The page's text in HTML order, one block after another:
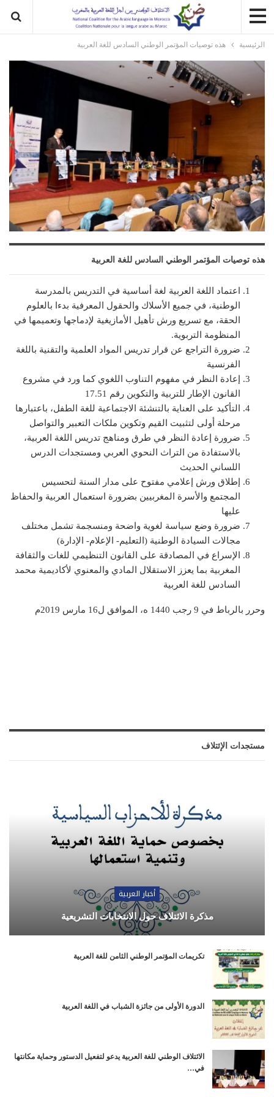
الرئيسية هذه توصيات المؤتمر الوطني السادس للغة العربية
هذه توصيات المؤتمر الوطني السادس للغة العربية
اعتماد اللغة العربية لغة أساسية في التدريس بالمدرسة
الوطنية، في جميع الأسلاك والحقول المعرفية بدءا بالعلوم
الحقة، مع تسريع ورش تأهيل الأمازيغية لإدماجها وتعميمها في
المنظومة التربوية.
ضرورة التراجع عن قرار تدريس المواد العلمية والتقنية باللغة
الفرنسية
إعادة النظر في مفهوم التناوب اللغوي كما ورد في مشروع
القانون الإطار للتربية والتكوين رقم 17.51
التأكيد على العناية بالتنشئة الاجتماعية للغة الطفل، باعتبارها
مرحلة أولى لتثبيت القيم وتكوين ملكات التعبير والتواصل
ضرورة إعادة النظر في طرق ومناهج تدريس اللغة العربية،
بالاستفادة من التراث النحوي العربي ومستجدات الدرس
اللساني الحديث
إطلاق ورش إعلامي مفتوح على مدار السنة لتحسيس
المجتمع والأسرة المغربيين بضرورة استعمال العربية والحفاظ
عليها
ضرورة وضع سياسة لغوية واضحة ومنسجمة تشمل مختلف
مجالات السيادة الوطنية (التعليم- الإعلام- الإدارة)
الإسراع في المصادقة على القانون التنظيمي للغات والثقافة
المغربية بما يعزز الاستقلال المادي والمعنوي لأكاديمية محمد
السادس للغة العربية
وحرر بالرباط في 9 رجب 1440 ه، الموافق ل16 مارس 2019م
مستجدات الإئتلاف
أخبار العربية
مذكرة الائتلاف حول الانتخابات التشريعية
تكريمات المؤتمر الوطني الثامن للغة العربية
الدورة الأولى من جائزة الشباب في اللغة العربية
الائتلاف الوطني للغة العربية يدعو لتفعيل الدستور وحماية مكانتها
في…